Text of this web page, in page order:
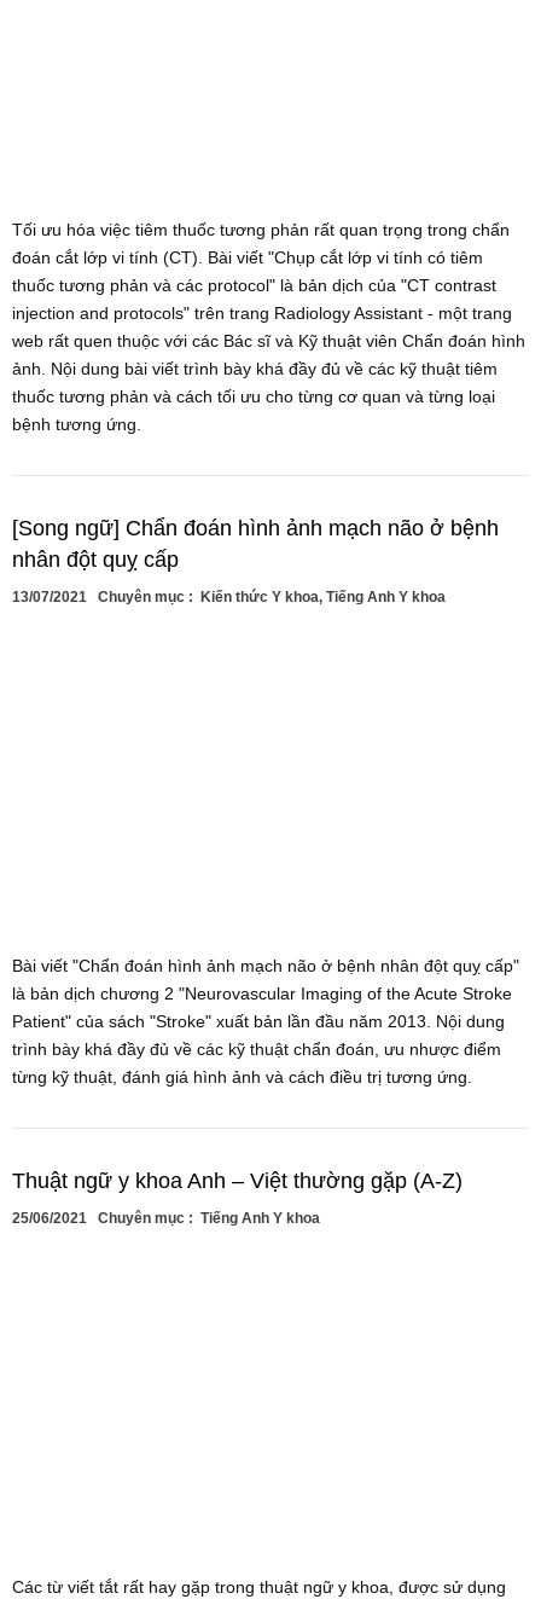
Tối ưu hóa việc tiêm thuốc tương phản rất quan trọng trong chẩn
đoán cắt lớp vi tính (CT). Bài viết "Chụp cắt lớp vi tính có tiêm
thuốc tương phản và các protocol" là bản dịch của "CT contrast
injection and protocols" trên trang Radiology Assistant - một trang
web rất quen thuộc với các Bác sĩ và Kỹ thuật viên Chẩn đoán hình
ảnh. Nội dung bài viết trình bày khá đầy đủ về các kỹ thuật tiêm
thuốc tương phản và cách tối ưu cho từng cơ quan và từng loại
bệnh tương ứng.
[Song ngữ] Chẩn đoán hình ảnh mạch não ở bệnh
nhân đột quỵ cấp
13/07/2021 Chuyên mục : Kiến thức Y khoa, Tiếng Anh Y khoa
Bài viết "Chẩn đoán hình ảnh mạch não ở bệnh nhân đột quỵ cấp"
là bản dịch chương 2 "Neurovascular Imaging of the Acute Stroke
Patient" của sách "Stroke" xuất bản lần đầu năm 2013. Nội dung
trình bày khá đầy đủ về các kỹ thuật chẩn đoán, ưu nhược điểm
từng kỹ thuật, đánh giá hình ảnh và cách điều trị tương ứng.
Thuật ngữ y khoa Anh – Việt thường gặp (A-Z)
25/06/2021 Chuyên mục : Tiếng Anh Y khoa
Các từ viết tắt rất hay gặp trong thuật ngữ y khoa, được sử dụng